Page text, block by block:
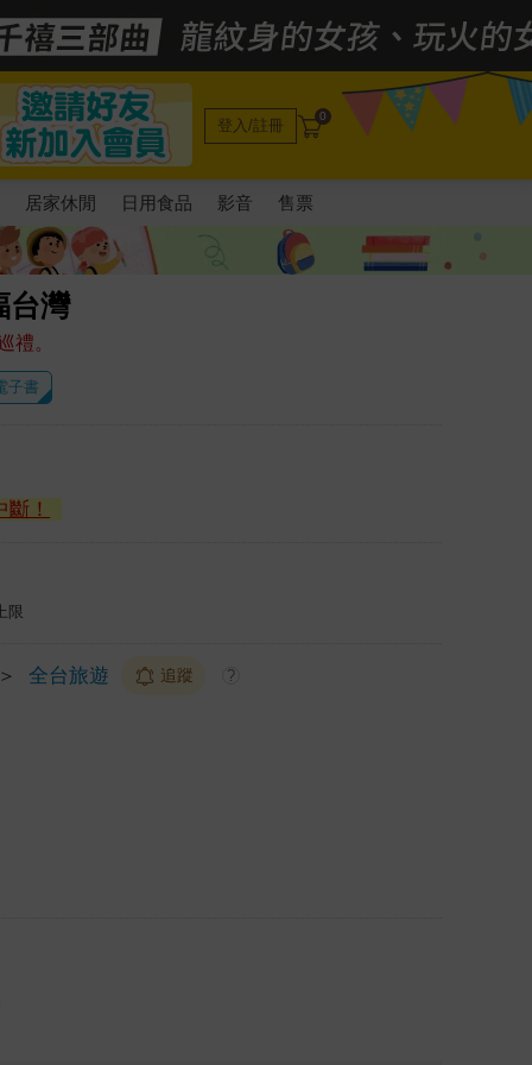
登入/註冊 0
居家休閒 日用食品 影音 售票
台灣
禮。
子書
！
限
全台旅遊 追蹤 ?